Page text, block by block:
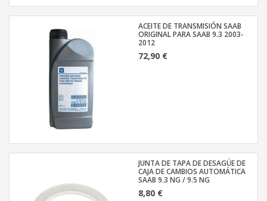
ACEITE DE TRANSMISIÓN SAAB
ORIGINAL PARA SAAB 9.3 2003-
2012
72,90 €
JUNTA DE TAPA DE DESAGÜE DE
CAJA DE CAMBIOS AUTOMÁTICA
SAAB 9.3 NG / 9.5 NG
8,80 €